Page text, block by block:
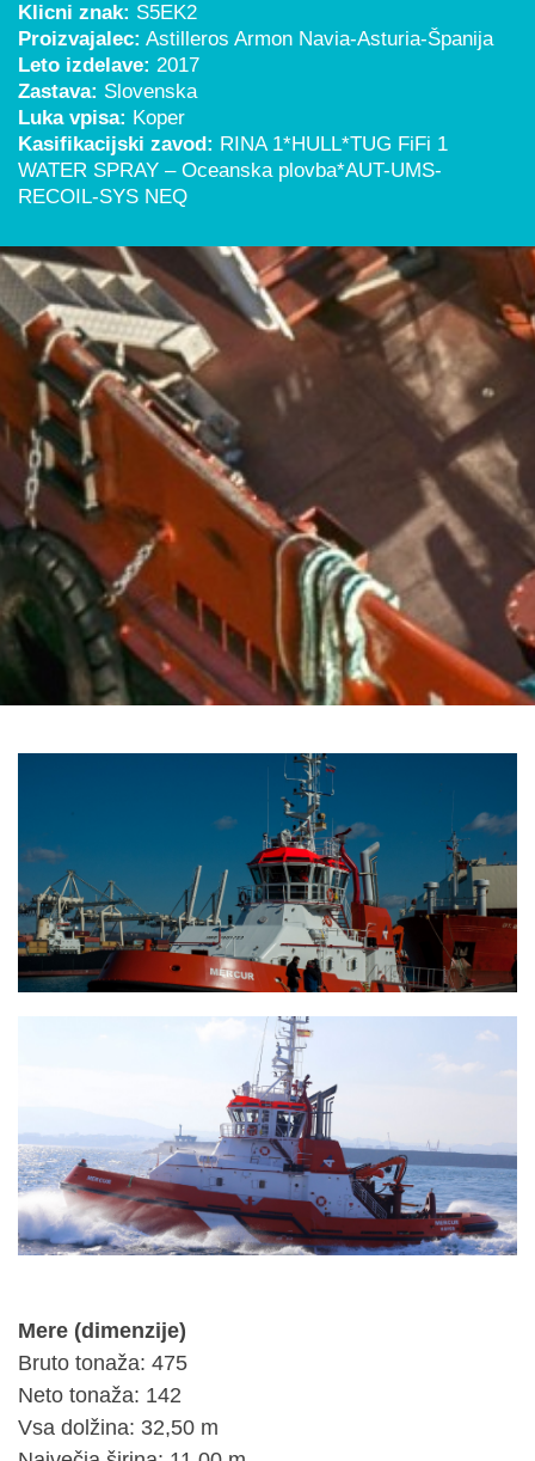
Klicni znak: S5EK2
Proizvajalec: Astilleros Armon Navia-Asturia-Španija
Leto izdelave: 2017
Zastava: Slovenska
Luka vpisa: Koper
Kasifikacijski zavod: RINA 1*HULL*TUG FiFi 1
WATER SPRAY – Oceanska plovba*AUT-UMS-
RECOIL-SYS NEQ
Mere (dimenzije)
Bruto tonaža: 475
Neto tonaža: 142
Vsa dolžina: 32,50 m